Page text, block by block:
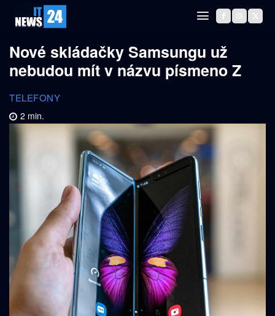
Nové skládačky Samsungu už
nebudou mít v názvu písmeno Z
TELEFONY
2 min.